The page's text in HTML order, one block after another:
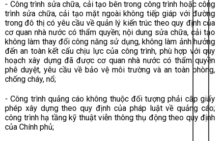
- Công trình sửa chữa, cải tạo bên trong công trình hoặc công
trình sửa chữa, cải tạo mặt ngoài không tiếp giáp với đường
trong đô thị có yêu cầu về quản lý kiến trúc theo quy định của
cơ quan nhà nước có thẩm quyền; nội dung sửa chữa, cải tạo
không làm thay đổi công năng sử dụng, không làm ảnh hưởng
đến an toàn kết cấu chịu lực của công trình, phù hợp với quy
hoạch xây dựng đã được cơ quan nhà nước có thẩm quyền
phê duyệt, yêu cầu về bảo vệ môi trường và an toàn phòng,
chống cháy, nổ;
- Công trình quảng cáo không thuộc đối tượng phải cấp giấy
phép xây dựng theo quy định của pháp luật về quảng cáo;
công trình hạ tầng kỹ thuật viễn thông thụ động theo quy định
của Chính phủ;